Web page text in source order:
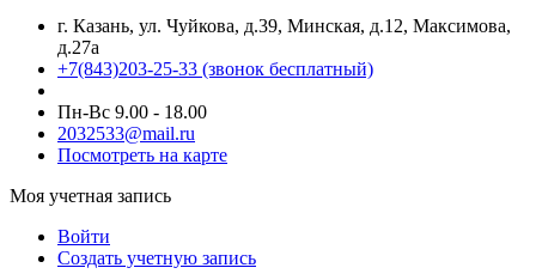
г. Казань, ул. Чуйкова, д.39, Минская, д.12, Максимова,
д.27а
+7(843)203-25-33 (звонок бесплатный)
Пн-Вс 9.00 - 18.00
2032533@mail.ru
Посмотреть на карте
Моя учетная запись
Войти
Создать учетную запись